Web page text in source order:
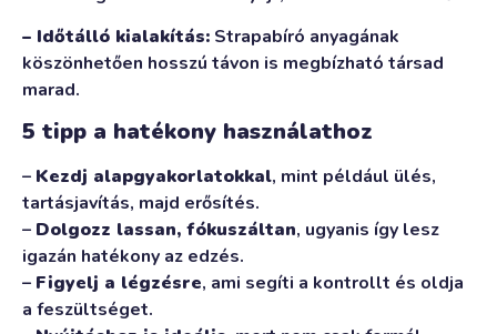
– Időtálló kialakítás: Strapabíró anyagának
köszönhetően hosszú távon is megbízható társad
marad.
5 tipp a hatékony használathoz
– Kezdj alapgyakorlatokkal, mint például ülés,
tartásjavítás, majd erősítés.
– Dolgozz lassan, fókuszáltan, ugyanis így lesz
igazán hatékony az edzés.
– Figyelj a légzésre, ami segíti a kontrollt és oldja
a feszültséget.